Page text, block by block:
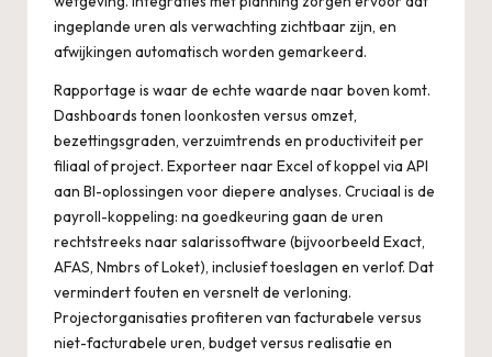
ingeplande uren als verwachting zichtbaar zijn, en
afwijkingen automatisch worden gemarkeerd.
Rapportage is waar de echte waarde naar boven komt.
Dashboards tonen loonkosten versus omzet,
bezettingsgraden, verzuimtrends en productiviteit per
filiaal of project. Exporteer naar Excel of koppel via API
aan BI-oplossingen voor diepere analyses. Cruciaal is de
payroll-koppeling: na goedkeuring gaan de uren
rechtstreeks naar salarissoftware (bijvoorbeeld Exact,
AFAS, Nmbrs of Loket), inclusief toeslagen en verlof. Dat
vermindert fouten en versnelt de verloning.
Projectorganisaties profiteren van facturabele versus
niet-facturabele uren, budget versus realisatie en